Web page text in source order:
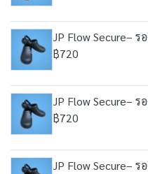
JP Flow Secure–
฿720
JP Flow Secure–
฿720
JP Flow Secure–